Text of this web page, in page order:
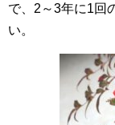
で、2～3年に1回
い。